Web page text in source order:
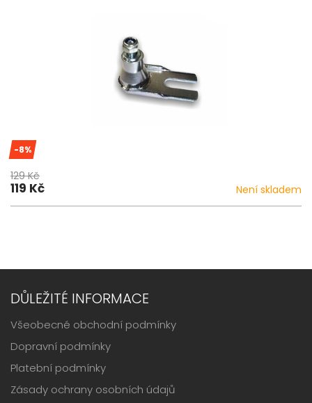
-8%
129 Kč
119 Kč Není skladem
DŮLEŽITÉ INFORMACE
Všeobecné obchodní podmínky
Dopravní podmínky
Platební podmínky
Zásady ochrany osobních údajů